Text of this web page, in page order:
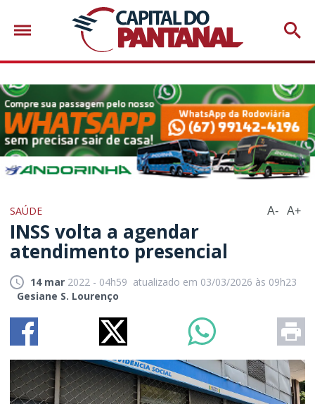
SAÚDE A- A+
INSS volta a agendar
atendimento presencial
14 mar 2022 - 04h59 atualizado em 03/03/2026 às 09h23
Gesiane S. Lourenço